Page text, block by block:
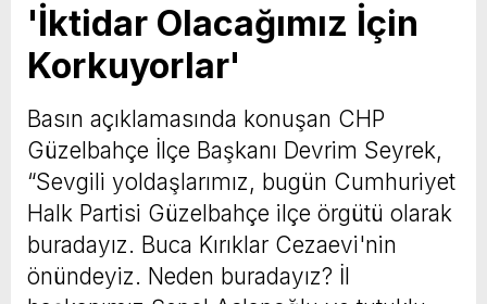
'İktidar Olacağımız İçin
Korkuyorlar'
Basın açıklamasında konuşan CHP
Güzelbahçe İlçe Başkanı Devrim Seyrek,
“Sevgili yoldaşlarımız, bugün Cumhuriyet
Halk Partisi Güzelbahçe ilçe örgütü olarak
buradayız. Buca Kırıklar Cezaevi'nin
önündeyiz. Neden buradayız? İl